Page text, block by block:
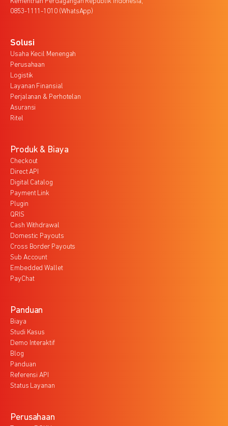
0853-1111-1010 (WhatsApp)
Solusi
Usaha Kecil Menengah
Perusahaan
Logistik
Layanan Finansial
Perjalanan & Perhotelan
Asuransi
Ritel
Produk & Biaya
Checkout
Direct API
Digital Catalog
Payment Link
Plugin
QRIS
Cash Withdrawal
Domestic Payouts
Cross Border Payouts
Sub Account
Embedded Wallet
PayChat
Panduan
Biaya
Studi Kasus
Demo Interaktif
Blog
Panduan
Referensi API
Status Layanan
Perusahaan